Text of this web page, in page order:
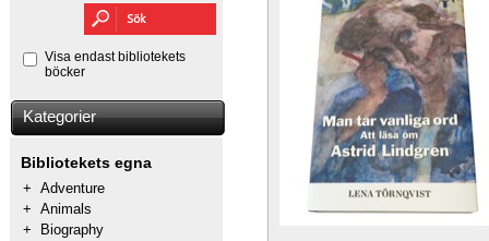
Visa endast bibliotekets
böcker
Kategorier
Bibliotekets egna
+ Adventure
+ Animals
+
Biography